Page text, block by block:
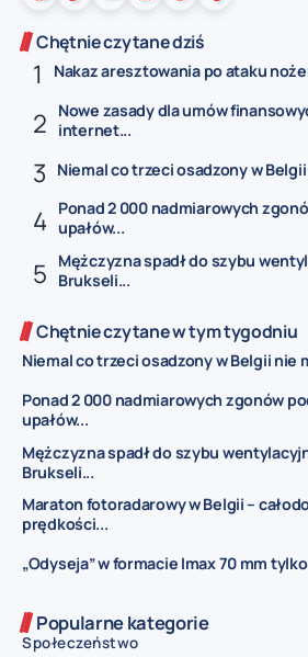
Chętnie czytane dziś
Nakaz aresztowania po ataku
Nowe zasady dla umów
internet...
Niemal co trzeci osadzony w
Ponad 2 000 nadmiarowych
upałów...
Mężczyzna spadł do szybu
Brukseli...
Chętnie czytane w tym tygodniu
Niemal co trzeci osadzony w Belgii nie
Ponad 2 000 nadmiarowych zgonów
upałów...
Mężczyzna spadł do szybu
Brukseli...
Maraton fotoradarowy w Belgii –
prędkości...
„Odyseja” w formacie Imax 70 mm tylko
Popularne kategorie
Społeczeństwo